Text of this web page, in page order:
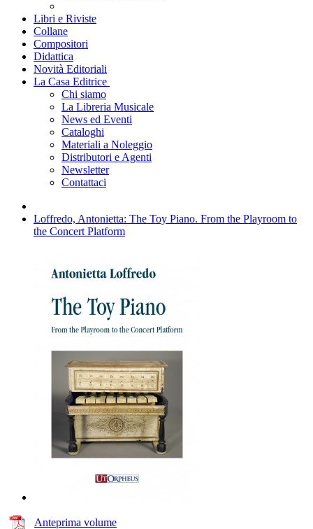
Libri e Riviste
Collane
Compositori
Didattica
Novità Editoriali
La Casa Editrice
Chi siamo
La Libreria Musicale
News ed Eventi
Cataloghi
Materiali a Noleggio
Distributori e Agenti
Newsletter
Contattaci
Loffredo, Antonietta: The Toy Piano. From the Playroom to
the Concert Platform
Anteprima volume